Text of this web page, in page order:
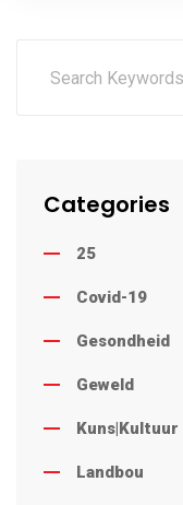
Categories
25
Covid-19
Gesondheid
Geweld
Kuns|Kultuur
Landbou